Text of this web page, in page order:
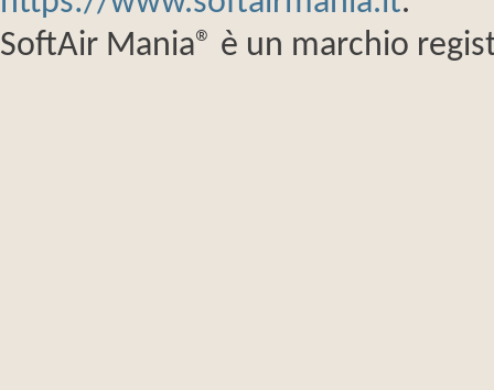
SoftAir Mania® è un marchio